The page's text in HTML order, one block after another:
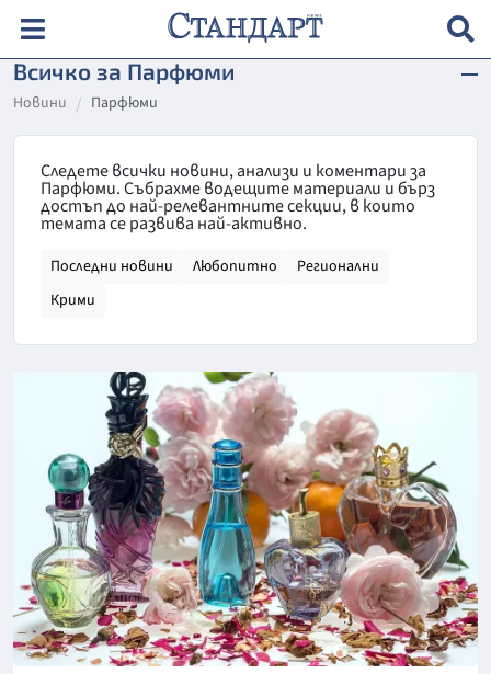
Всичко за Парфюми
Новини Парфюми
Следете всички новини, анализи и коментари за
Парфюми. Събрахме водещите материали и бърз
достъп до най-релевантните секции, в които
темата се развива най-активно.
Последни новини Любопитно
Регионални
Крими
Снимка: Пиксабей